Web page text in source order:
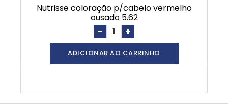
nutrisse coloração p/cabelo vermelho
ousado 5.62
- +
ADICIONAR AO CARRINHO